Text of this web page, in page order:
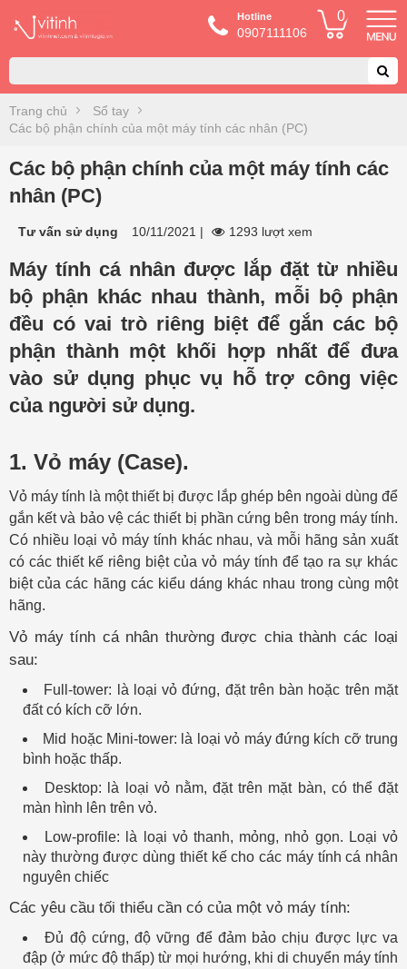
Hotline
0907111106
0
Trang chủ
Sổ tay
Các bộ phận chính của một máy tính các nhân (PC)
Các bộ phận chính của một máy tính các
nhân (PC)
Tư vấn sử dụng 10/11/2021 | 1293 lượt xem
Máy tính cá nhân được lắp đặt từ nhiều
bộ phận khác nhau thành, mỗi bộ phận
đều có vai trò riêng biệt để gắn các bộ
phận thành một khối hợp nhất để đưa
vào sử dụng phục vụ hỗ trợ công việc
của người sử dụng.
1. Vỏ máy (Case).
Vỏ máy tính là một thiết bị được lắp ghép bên ngoài dùng để
gắn kết và bảo vệ các thiết bị phần cứng bên trong máy tính.
Có nhiều loại vỏ máy tính khác nhau, và mỗi hãng sản xuất
có các thiết kế riêng biệt của vỏ máy tính để tạo ra sự khác
biệt của các hãng các kiểu dáng khác nhau trong cùng một
hãng.
Vỏ máy tính cá nhân thường được chia thành các loại
sau:
Full-tower: là loại vỏ đứng, đặt trên bàn hoặc trên mặt
đất có kích cỡ lớn.
Mid hoặc Mini-tower: là loại vỏ máy đứng kích cỡ trung
bình hoặc thấp.
Desktop: là loại vỏ nằm, đặt trên mặt bàn, có thể đặt
màn hình lên trên vỏ.
Low-profile: là loại vỏ thanh, mỏng, nhỏ gọn. Loại vỏ
này thường được dùng thiết kế cho các máy tính cá nhân
nguyên chiếc
Các yêu cầu tối thiểu cần có của một vỏ máy tính:
Đủ độ cứng, độ vững để đảm bảo chịu được lực va
đập (ở mức độ thấp) từ mọi hướng, khi di chuyển máy tính